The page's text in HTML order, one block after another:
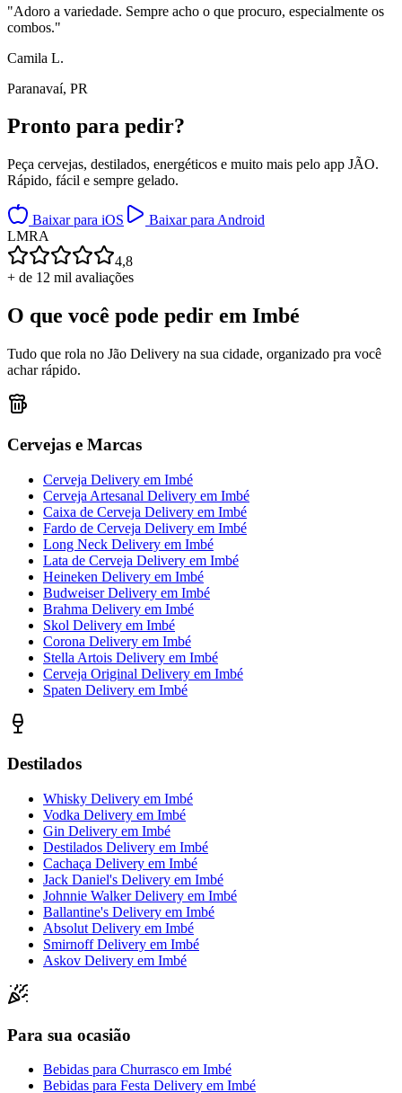
"Adoro a variedade. Sempre acho o que procuro, especialmente os
combos."
Camila L.
Paranavaí, PR
Pronto para pedir?
Peça cervejas, destilados, energéticos e muito mais pelo app JÃO.
Rápido, fácil e sempre gelado.
Baixar para iOS
Baixar para Android
LMRA
4,8
+ de 12 mil avaliações
O que você pode pedir em Imbé
Tudo que rola no Jão Delivery na sua cidade, organizado pra você
achar rápido.
Cervejas e Marcas
Cerveja Delivery em Imbé
Cerveja Artesanal Delivery em Imbé
Caixa de Cerveja Delivery em Imbé
Fardo de Cerveja Delivery em Imbé
Long Neck Delivery em Imbé
Lata de Cerveja Delivery em Imbé
Heineken Delivery em Imbé
Budweiser Delivery em Imbé
Brahma Delivery em Imbé
Skol Delivery em Imbé
Corona Delivery em Imbé
Stella Artois Delivery em Imbé
Cerveja Original Delivery em Imbé
Spaten Delivery em Imbé
Destilados
Whisky Delivery em Imbé
Vodka Delivery em Imbé
Gin Delivery em Imbé
Destilados Delivery em Imbé
Cachaça Delivery em Imbé
Jack Daniel's Delivery em Imbé
Johnnie Walker Delivery em Imbé
Ballantine's Delivery em Imbé
Absolut Delivery em Imbé
Smirnoff Delivery em Imbé
Askov Delivery em Imbé
Para sua ocasião
Bebidas para Churrasco em Imbé
Bebidas para Festa Delivery em Imbé